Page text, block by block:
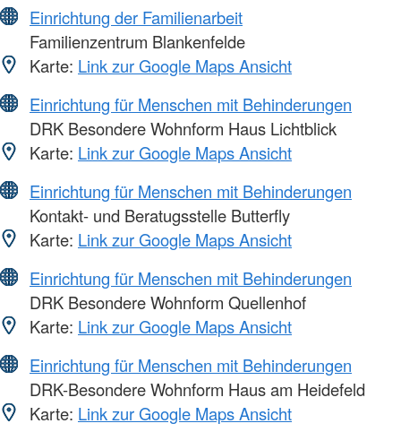
Einrichtung der Familienarbeit
Familienzentrum Blankenfelde
Karte: Link zur Google Maps Ansicht
Einrichtung für Menschen mit Behinderungen
DRK Besondere Wohnform Haus Lichtblick
Karte: Link zur Google Maps Ansicht
Einrichtung für Menschen mit Behinderungen
Kontakt- und Beratugsstelle Butterfly
Karte: Link zur Google Maps Ansicht
Einrichtung für Menschen mit Behinderungen
DRK Besondere Wohnform Quellenhof
Karte: Link zur Google Maps Ansicht
Einrichtung für Menschen mit Behinderungen
DRK-Besondere Wohnform Haus am Heidefeld
Karte: Link zur Google Maps Ansicht